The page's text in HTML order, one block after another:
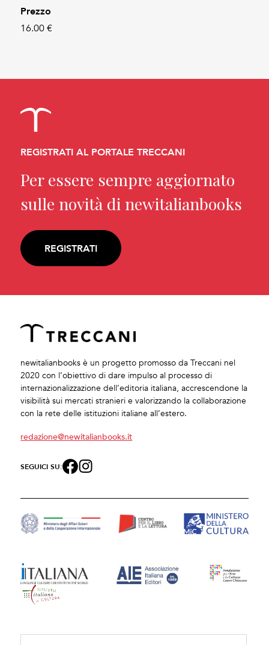
Prezzo
16.00 €
REGISTRATI AL PORTALE TRECCANI
Per essere sempre aggiornato
sulle novità di newitalianbooks
REGISTRATI
newitalianbooks è un progetto promosso da Treccani nel
2020 con l’obiettivo di dare impulso al processo di
internazionalizzazione dell’editoria italiana, accrescendone la
visibilità sui mercati stranieri e valorizzando la collaborazione
con la rete delle istituzioni italiane all’estero.
redazione@newitalianbooks.it
SEGUICI SU: